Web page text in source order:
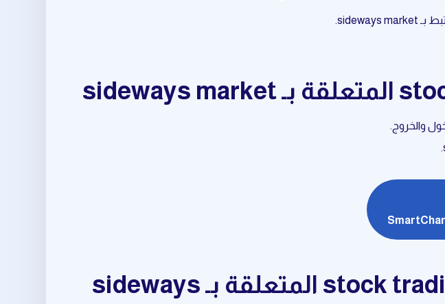
مجموعة متكاملة من أدوات stock trading signals المتعلقة بـ sideways